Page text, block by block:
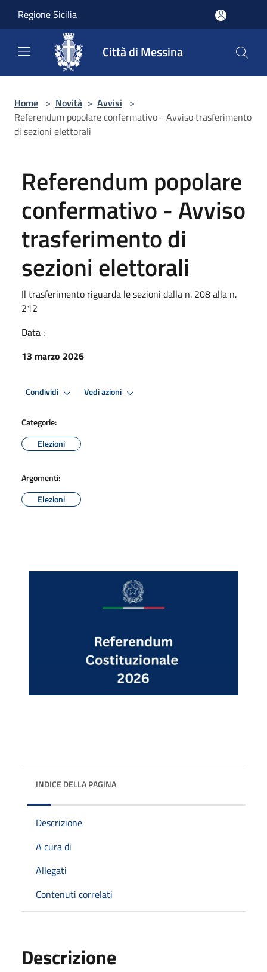
Regione Sicilia
Città di Messina
Home > Novità > Avvisi >
Referendum popolare confermativo - Avviso trasferimento
di sezioni elettorali
Referendum popolare
confermativo - Avviso
trasferimento di
sezioni elettorali
Il trasferimento riguarda le sezioni dalla n. 208 alla n.
212
Data :
13 marzo 2026
Condividi Vedi azioni
Categorie:
Elezioni
Argomenti:
Elezioni
INDICE DELLA PAGINA
Descrizione
A cura di
Allegati
Contenuti correlati
Descrizione